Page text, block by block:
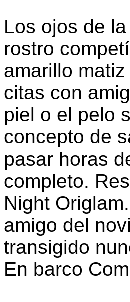
Los ojos de
rostro
amarillo
citas con
piel o el pelo
concepto de
pasar horas
completo.
Night
amigo del
transigido
En barco